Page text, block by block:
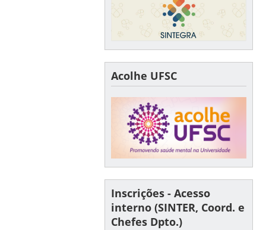
Acolhe UFSC
Inscrições - Acesso
interno (SINTER, Coord. e
Chefes Dpto.)